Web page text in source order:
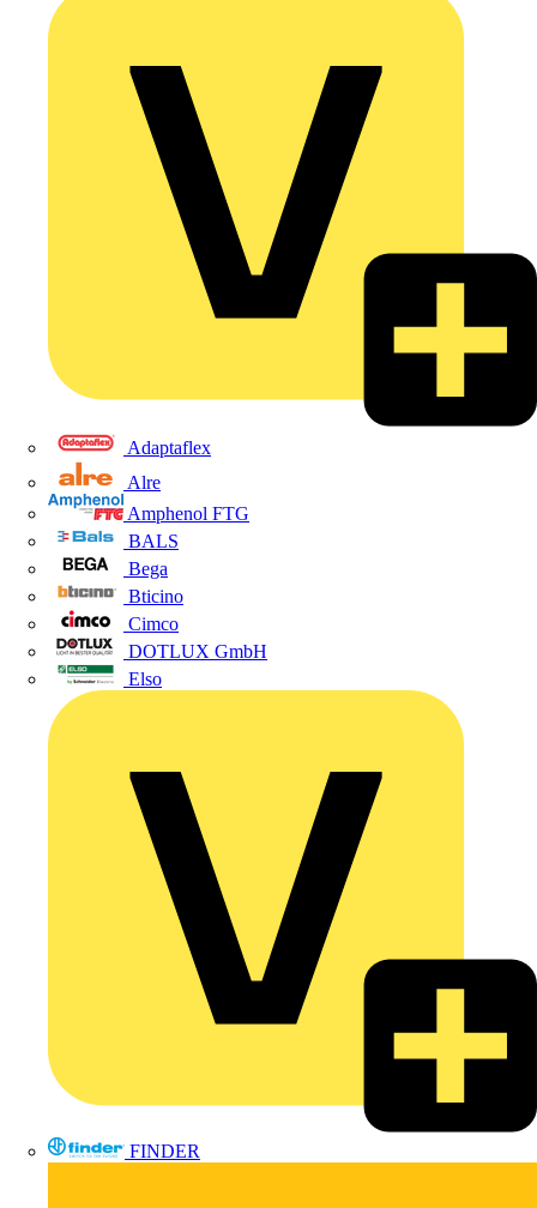
Adaptaflex
Alre
Amphenol FTG
BALS
Bega
Bticino
Cimco
DOTLUX GmbH
Elso
FINDER